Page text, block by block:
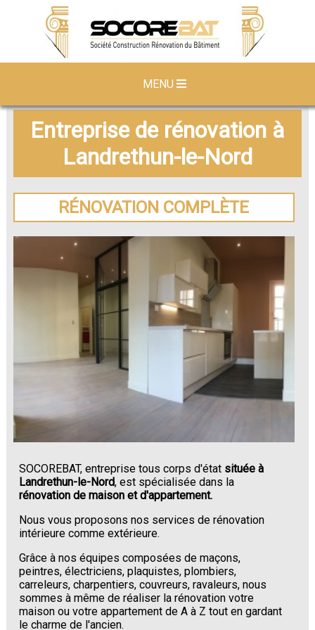
MENU
Entreprise de rénovation à
Landrethun-le-Nord
RÉNOVATION COMPLÈTE
SOCOREBAT, entreprise tous corps d'état située à
Landrethun-le-Nord, est spécialisée dans la
rénovation de maison et d'appartement.
Nous vous proposons nos services de rénovation
intérieure comme extérieure.
Grâce à nos équipes composées de maçons,
peintres, électriciens, plaquistes, plombiers,
carreleurs, charpentiers, couvreurs, ravaleurs, nous
sommes à même de réaliser la rénovation votre
maison ou votre appartement de A à Z tout en gardant
le charme de l'ancien.